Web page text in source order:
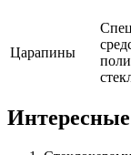
Царапины